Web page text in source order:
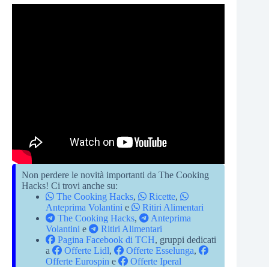
Non perdere le novità importanti da The Cooking
Hacks! Ci trovi anche su:
The Cooking Hacks, Ricette,
Anteprima Volantini e
Ritiri Alimentari
The Cooking Hacks,
Anteprima
Volantini e
Ritiri Alimentari
Pagina Facebook di TCH, gruppi dedicati
a
Offerte Lidl, Offerte Esselunga,
Offerte Eurospin e Offerte Iperal